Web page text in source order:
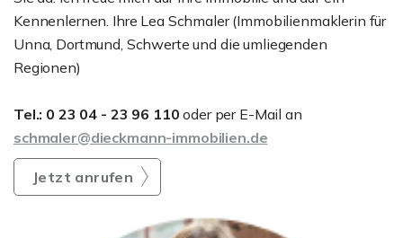
Kennenlernen. Ihre Lea Schmaler (Immobilienmaklerin für
Unna, Dortmund, Schwerte und die umliegenden
Regionen)
Tel.: 0 23 04 - 23 96 110oder per E-Mail an
schmaler@dieckmann-immobilien.de
Jetzt anrufen